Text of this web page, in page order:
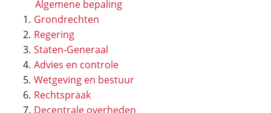
Algemene bepaling
Grondrechten
Regering
Staten-Generaal
Advies en controle
Wetgeving en bestuur
Rechtspraak
Decentrale overheden